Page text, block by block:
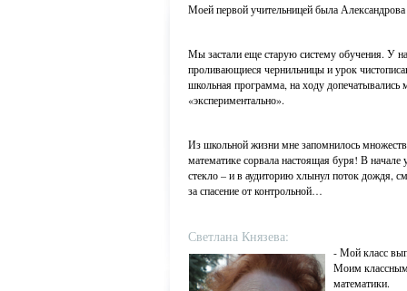
Моей первой учительницей была
Мы застали еще старую систему обучения. У
проливающиеся чернильницы и урок
школьная программа, на ходу
«экспериментально».
Из школьной жизни мне запомнилось
математике сорвала настоящая буря! В начале
стекло – и в аудиторию хлынул поток дождя,
за спасение от контрольной…
Светлана Князева:
- Мой класс
Моим классным
математики.